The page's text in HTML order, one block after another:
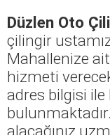
Düzlen Oto
çilingir
Mahallenize
hizmeti
adres bilgisi ile
alacağınız